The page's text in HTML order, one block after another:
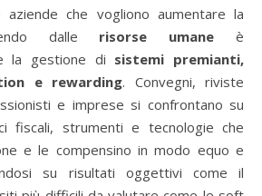
che vogliono aumentare la
dalle risorse umane è
la gestione di sistemi premianti,
e rewarding. Convegni, riviste
e imprese si confrontano su
fiscali, strumenti e tecnologie che
e le compensino in modo equo e
su risultati oggettivi come il